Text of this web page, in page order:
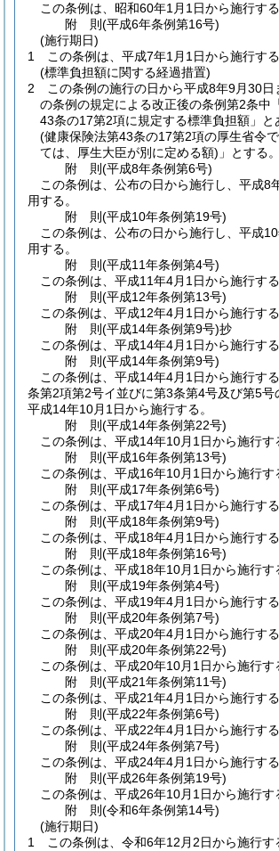
この条例は、昭和60年1月1日から施行する
附 則(平成6年条例第16号)
(施行期日)
1
この条例は、平成7年1月1日から施行する
(標準負担額に関する経過措置)
2
この条例の施行の日から平成8年9月30日
の条例の規定による改正後の条例第2条中
43条の17第2項に規定する標準負担額」と
(健康保険法第43条の17第2項の厚生省令
ては、厚生大臣が別に定める額) 」とする。
附 則(平成8年条例第6号)
この条例は、公布の日から施行し、平成8
用する。
附 則(平成10年条例第19号)
この条例は、公布の日から施行し、平成
用する。
附 則(平成11年条例第4号)
この条例は、平成11年4月1日から施行する
附 則(平成12年条例第13号)
この条例は、平成12年4月1日から施行する
附 則(平成14年条例第9号)抄
この条例は、平成14年4月1日から施行する
附 則(平成14年条例第9号)
この条例は、平成14年4月1日から施行する
条第2項第2号イ並びに第3条第4号及び第5号
平成14年10月1日から施行する。
附 則(平成14年条例第22号)
この条例は、平成14年10月1日から施行す
附 則(平成16年条例第13号)
この条例は、平成16年10月1日から施行す
附 則(平成17年条例第6号)
この条例は、平成17年4月1日から施行する
附 則(平成18年条例第9号)
この条例は、平成18年4月1日から施行する
附 則(平成18年条例第16号)
この条例は、平成18年10月1日から施行す
附 則(平成19年条例第4号)
この条例は、平成19年4月1日から施行する
附 則(平成20年条例第7号)
この条例は、平成20年4月1日から施行する
附 則(平成20年条例第22号)
この条例は、平成20年10月1日から施行す
附 則(平成21年条例第11号)
この条例は、平成21年4月1日から施行する
附 則(平成22年条例第6号)
この条例は、平成22年4月1日から施行する
附 則(平成24年条例第7号)
この条例は、平成24年4月1日から施行する
附 則(平成26年条例第19号)
この条例は、平成26年10月1日から施行す
附 則(令和6年条例第14号)
(施行期日)
1
この条例は、令和6年12月2日から施行す